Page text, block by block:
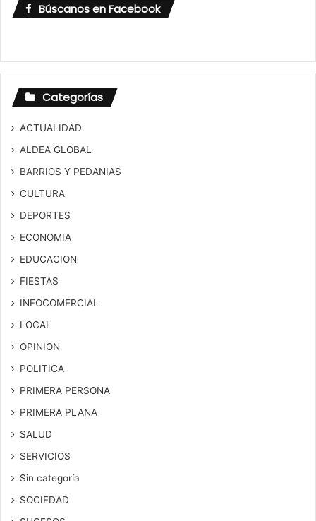
Búscanos en Facebook
Categorías
ACTUALIDAD
ALDEA GLOBAL
BARRIOS Y PEDANIAS
CULTURA
DEPORTES
ECONOMIA
EDUCACION
FIESTAS
INFOCOMERCIAL
LOCAL
OPINION
POLITICA
PRIMERA PERSONA
PRIMERA PLANA
SALUD
SERVICIOS
Sin categoría
SOCIEDAD